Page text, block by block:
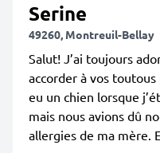
Serine
49260, Montreuil-Bellay
Salut! J’ai toujours
accorder à vos toutous
eu un chien lorsque
mais nous avions dû
allergies de ma mère.